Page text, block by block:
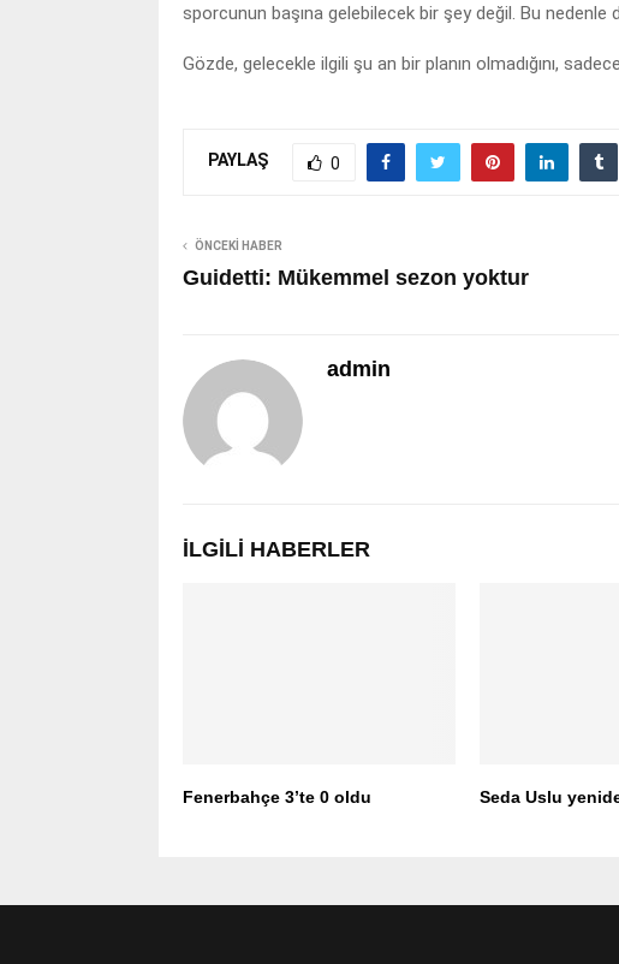
sporcunun başına gelebilecek bir şey değil. Bu nedenle
Gözde, gelecekle ilgili şu an bir planın olmadığını,
PAYLAŞ 0
ÖNCEKI HABER
Guidetti: Mükemmel sezon yoktur
admin
İLGILI HABERLER
Fenerbahçe 3’te 0 oldu Seda Uslu